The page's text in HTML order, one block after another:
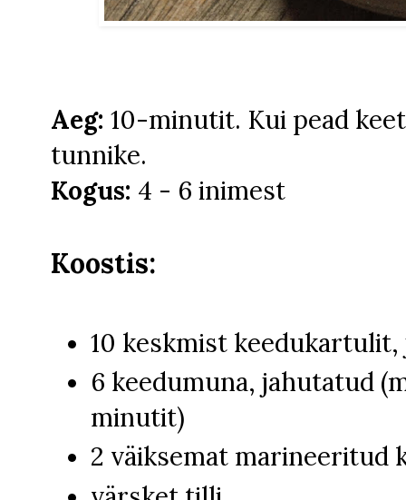
Aeg: 10-minutit. Kui pead
tunnike.
Kogus: 4 - 6 inimest
Koostis:
10 keskmist
6 keedumuna, jahutatud
minutit)
2 väiksemat marineeritud